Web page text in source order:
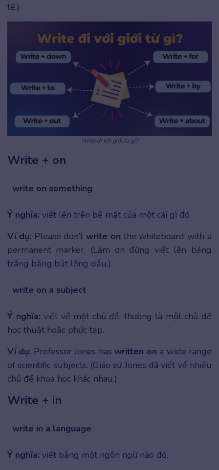
tế.)
Write đi với giới từ gì?
Write + on
write on something
Ý nghĩa: viết lên trên bề mặt của một cái gì đó.
Ví dụ: Please don’t write on the whiteboard with a
permanent marker. (Làm ơn đừng viết lên bảng
trắng bằng bút lông dầu.)
write on a subject
Ý nghĩa: viết về một chủ đề, thường là một chủ đề
học thuật hoặc phức tạp.
Ví dụ: Professor Jones has written on a wide range
of scientific subjects. (Giáo sư Jones đã viết về nhiều
chủ đề khoa học khác nhau.)
Write + in
write in a language
Ý nghĩa: viết bằng một ngôn ngữ nào đó.